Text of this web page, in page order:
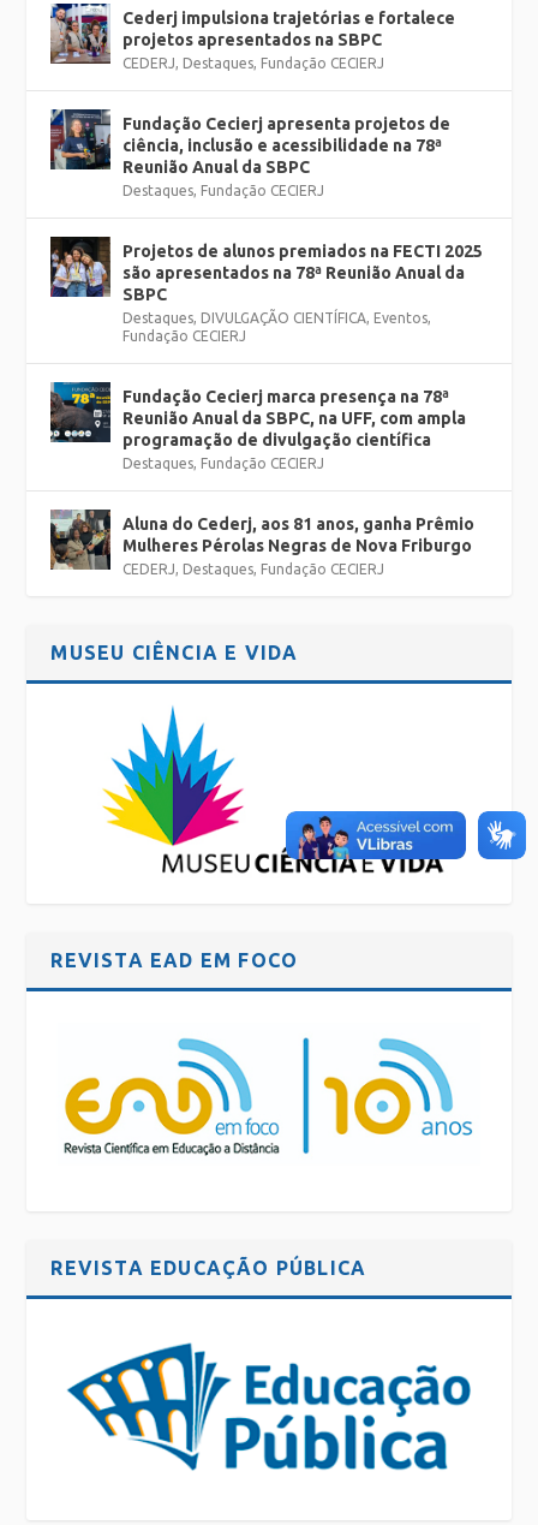
Cederj impulsiona trajetórias e fortalece
projetos apresentados na SBPC
CEDERJ, Destaques, Fundação CECIERJ
Fundação Cecierj apresenta projetos de
ciência, inclusão e acessibilidade na 78ª
Reunião Anual da SBPC
Destaques, Fundação CECIERJ
Projetos de alunos premiados na FECTI 2025
são apresentados na 78ª Reunião Anual da
SBPC
Destaques, DIVULGAÇÃO CIENTÍFICA, Eventos,
Fundação CECIERJ
Fundação Cecierj marca presença na 78ª
Reunião Anual da SBPC, na UFF, com ampla
programação de divulgação científica
Destaques, Fundação CECIERJ
Aluna do Cederj, aos 81 anos, ganha Prêmio
Mulheres Pérolas Negras de Nova Friburgo
CEDERJ, Destaques, Fundação CECIERJ
MUSEU CIÊNCIA E VIDA
REVISTA EAD EM FOCO
REVISTA EDUCAÇÃO PÚBLICA